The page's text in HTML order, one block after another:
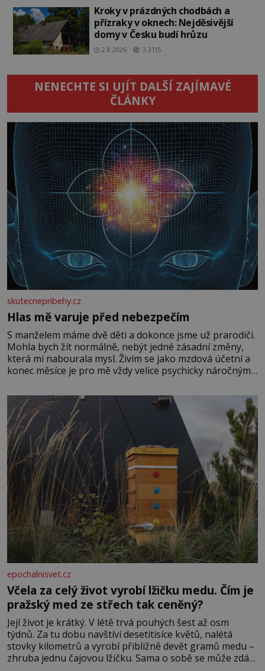
Kroky v prázdných chodbách a
přízraky v oknech: Nejděsivější
domy v Česku budí hrůzu
2.8.2026 3.3TIS
NENECHTE SI UJÍT DALŠÍ ZAJÍMAVÉ
ČLÁNKY
skutecnepribehy.cz
Hlas mě varuje před nebezpečím
S manželem máme dvě děti a dokonce jsme už prarodiči.
Mohla bych žít normálně, nebýt jedné zásadní změny,
která mi nabourala mysl. Živím se jako mzdová účetní a
konec měsíce je pro mě vždy velice psychicky náročným
dál častěji volá o pomoc, co se hlídání týče. Dalo by se
epochalnisvet.cz
Včela za celý život vyrobí lžičku medu. Čím je
pražský med ze střech tak ceněný?
Její život je krátký. V létě trvá pouhých šest až osm
týdnů. Za tu dobu navštíví desetitisíce květů, nalétá
stovky kilometrů a vyrobí přibližně devět gramů medu –
zhruba jednu čajovou lžičku. Sama o sobě se může zdát